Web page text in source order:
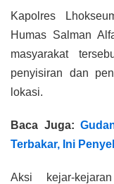
Kapolres
Humas Salman
masyarakat
penyisiran dan
lokasi.
Baca Juga:
Terbakar, Ini
Aksi kejar-